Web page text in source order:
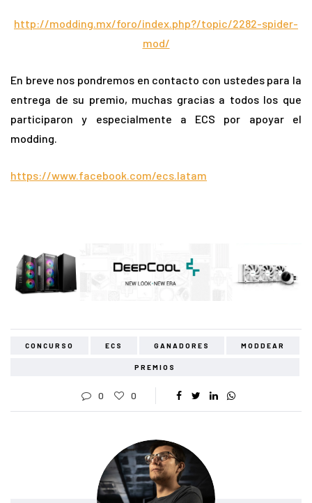
http://modding.mx/foro/index.php?/topic/2282-spider-
mod/
En breve nos pondremos en contacto con ustedes para la
entrega de su premio, muchas gracias a todos los que
participaron y especialmente a ECS por apoyar el
modding.
https://www.facebook.com/ecs.latam
CONCURSO ECS GANADORES MODDEAR
PREMIOS
0 0